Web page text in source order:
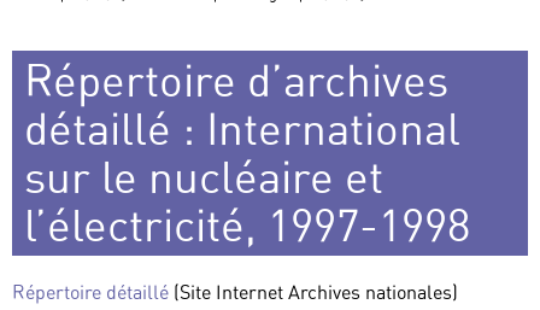
Répertoire d’archives
détaillé : International
sur le nucléaire et
l’électricité, 1997-1998
Répertoire détaillé (Site Internet Archives nationales)